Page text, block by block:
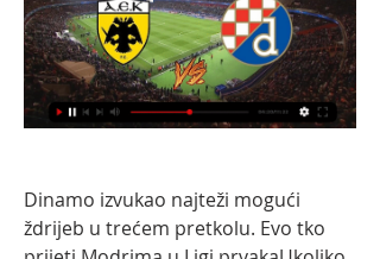
Dinamo izvukao najteži mogući
ždrijeb u trećem pretkolu. Evo tko